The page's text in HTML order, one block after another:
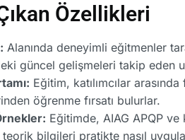
Özellikleri
Alanında deneyimli eğitmenler
güncel gelişmeleri takip eden
Eğitim, katılımcılar
öğrenme fırsatı bulurlar.
Eğitimde, AIAG APQP
teorik bilgileri pratikte nasıl